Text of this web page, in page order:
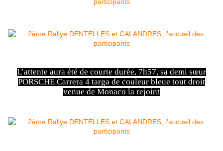
L’attente aura été de courte durée, 7h57, sa demi sœur
PORSCHE Carrera 4 targa de couleur bleue tout droit
venue de Monaco la rejoint